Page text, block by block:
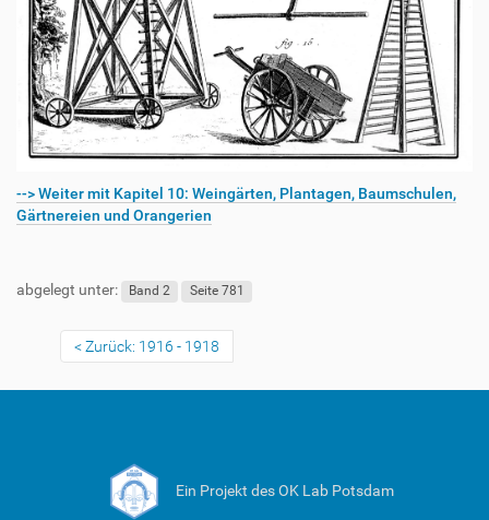
--> Weiter mit Kapitel 10: Weingärten, Plantagen, Baumschulen,
Gärtnereien und Orangerien
abgelegt unter: Band 2 Seite 781
Zurück: 1916 - 1918
Ein Projekt des OK Lab Potsdam